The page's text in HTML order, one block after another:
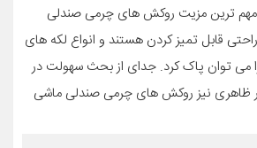
مهم ترین مزیت روکش های چرمی صندلی
قابل تمیز کردن هستند و انواع لکه های
می توان پاک کرد. جدای از بحث سهولت در
ظاهری نیز روکش های چرمی صندلی ماشی